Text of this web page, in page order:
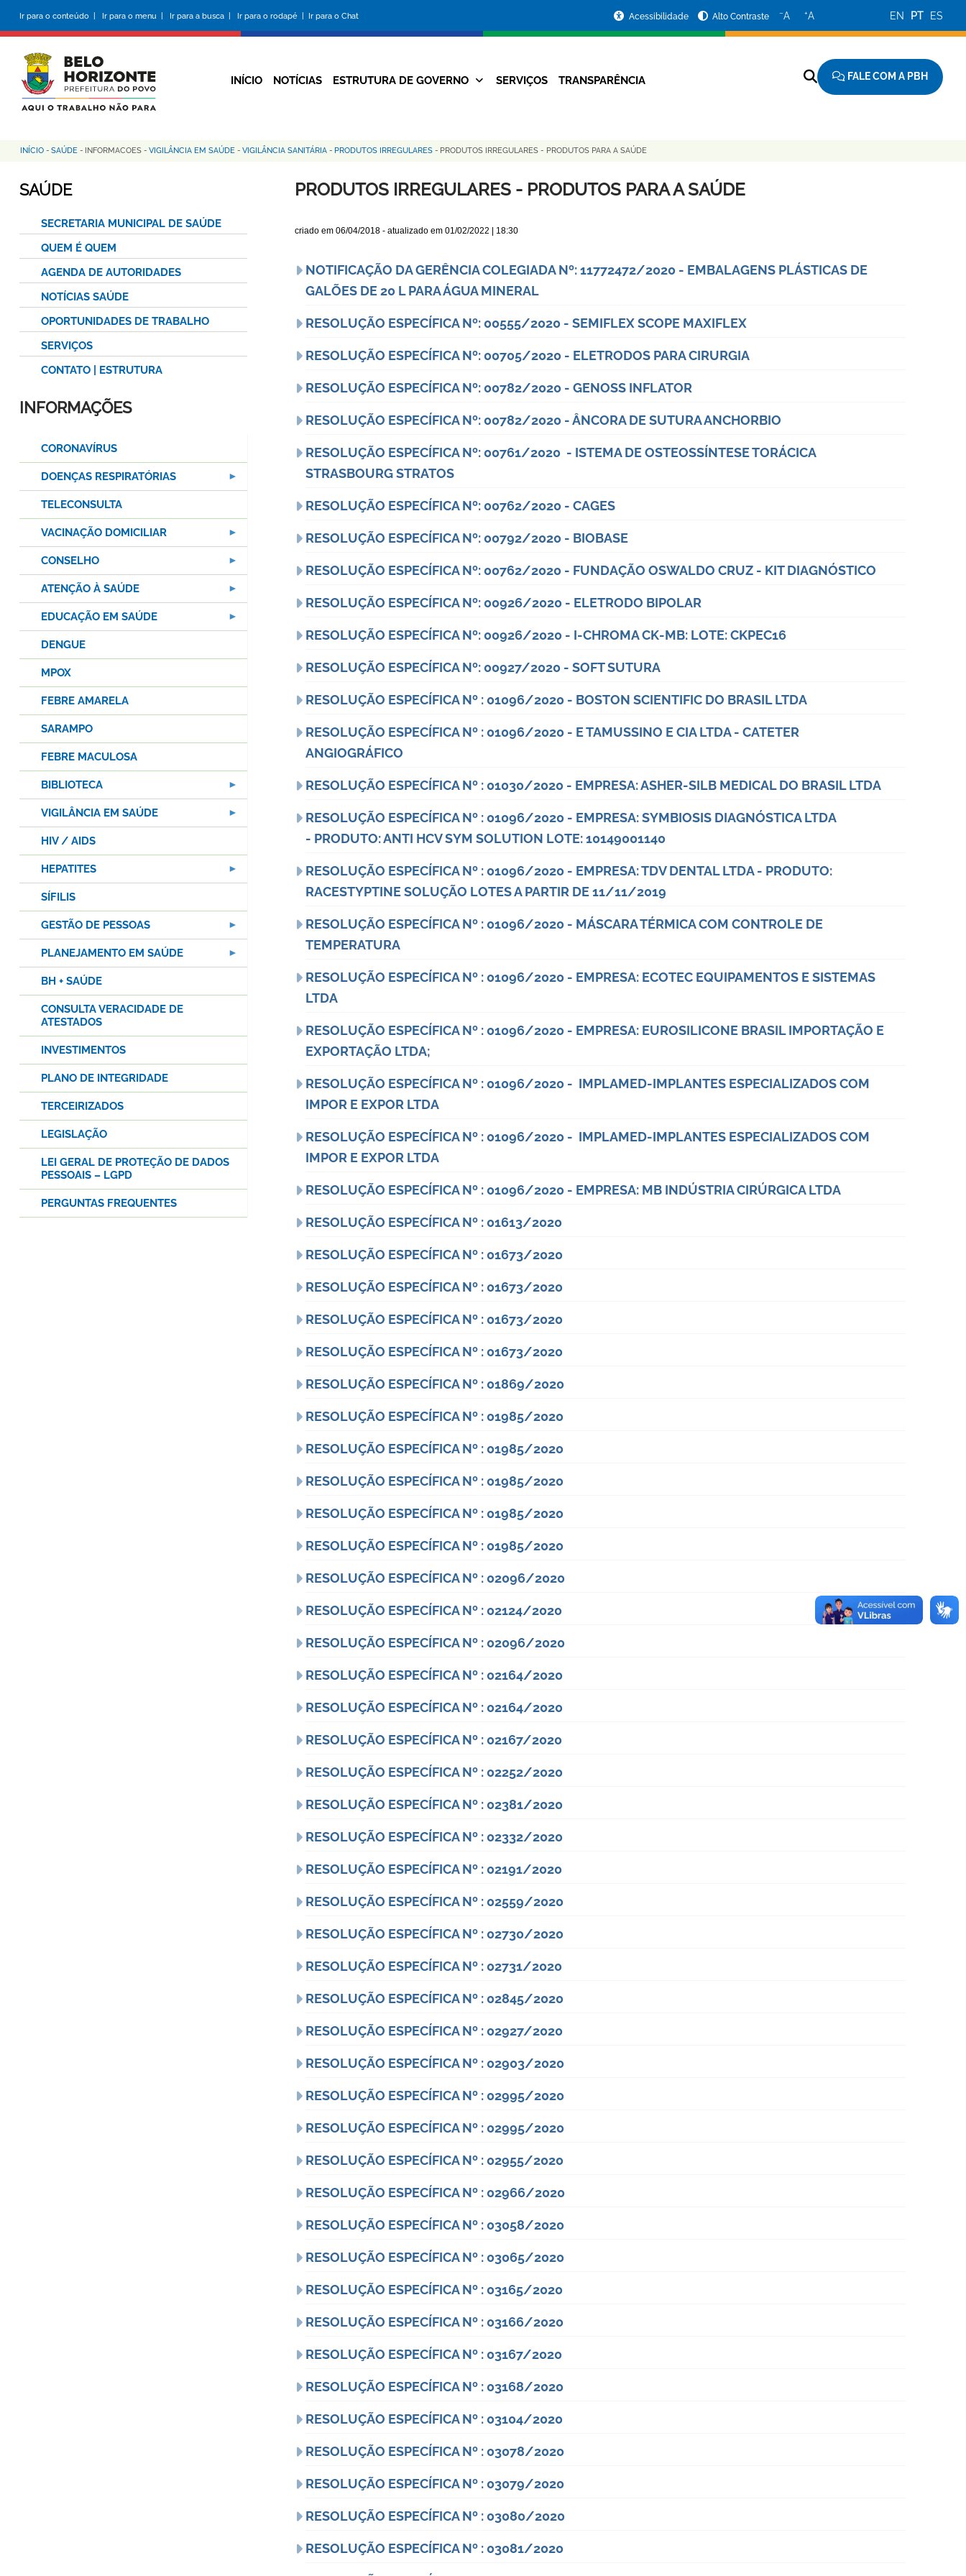
conteúdo
principal
Ir para o conteúdo | Ir para o menu | Ir para a busca | Ir para o rodapé | Ir para o Chat
da
Prefeitura
Acessibilidade Alto Contraste −A +A EN PT ES
Navegação
INÍCIO NOTÍCIAS ESTRUTURA DE GOVERNO SERVIÇOS TRANSPARÊNCIA FALE COM A PBH
Trilha
de
INÍCIO - SAÚDE - INFORMACOES - VIGILÂNCIA EM SAÚDE - VIGILÂNCIA SANITÁRIA - PRODUTOS IRREGULARES - PRODUTOS IRREGULARES - PRODUTOS PARA A SAÚDE
PRODUTOS IRREGULARES - PRODUTOS PARA A SAÚDE
criado em 06/04/2018- atualizado em 01/02/2022 | 18:30
NOTIFICAÇÃO DA GERÊNCIA COLEGIADA Nº: 11772472/2020 - EMBALAGENS PLÁSTICAS DE
GALÕES DE 20 L PARA ÁGUA MINERAL
RESOLUÇÃO ESPECÍFICA Nº: 00555/2020 - SEMIFLEX SCOPE MAXIFLEX
RESOLUÇÃO ESPECÍFICA Nº: 00705/2020 - ELETRODOS PARA CIRURGIA
RESOLUÇÃO ESPECÍFICA Nº: 00782/2020 - GENOSS INFLATOR
RESOLUÇÃO ESPECÍFICA Nº: 00782/2020 - ÂNCORA DE SUTURA ANCHORBIO
RESOLUÇÃO ESPECÍFICA Nº: 00761/2020 - ISTEMA DE OSTEOSSÍNTESE TORÁCICA
STRASBOURG STRATOS
RESOLUÇÃO ESPECÍFICA Nº: 00762/2020 - CAGES
RESOLUÇÃO ESPECÍFICA Nº: 00792/2020 - BIOBASE
RESOLUÇÃO ESPECÍFICA Nº: 00762/2020 - FUNDAÇÃO OSWALDO CRUZ - KIT DIAGNÓSTICO
RESOLUÇÃO ESPECÍFICA Nº: 00926/2020 - ELETRODO BIPOLAR
RESOLUÇÃO ESPECÍFICA Nº: 00926/2020 - I-CHROMA CK-MB: LOTE: CKPEC16
RESOLUÇÃO ESPECÍFICA Nº: 00927/2020 - SOFT SUTURA
RESOLUÇÃO ESPECÍFICA Nº : 01096/2020 - BOSTON SCIENTIFIC DO BRASIL LTDA
RESOLUÇÃO ESPECÍFICA Nº : 01096/2020 - E TAMUSSINO E CIA LTDA - CATETER
ANGIOGRÁFICO
RESOLUÇÃO ESPECÍFICA Nº : 01030/2020 - EMPRESA: ASHER-SILB MEDICAL DO BRASIL LTDA
RESOLUÇÃO ESPECÍFICA Nº : 01096/2020 - EMPRESA: SYMBIOSIS DIAGNÓSTICA LTDA
- PRODUTO: ANTI HCV SYM SOLUTION LOTE: 10149001140
RESOLUÇÃO ESPECÍFICA Nº : 01096/2020 - EMPRESA: TDV DENTAL LTDA - PRODUTO:
RACESTYPTINE SOLUÇÃO LOTES A PARTIR DE 11/11/2019
RESOLUÇÃO ESPECÍFICA Nº : 01096/2020 - MÁSCARA TÉRMICA COM CONTROLE DE
TEMPERATURA
RESOLUÇÃO ESPECÍFICA Nº : 01096/2020 - EMPRESA: ECOTEC EQUIPAMENTOS E SISTEMAS
LTDA
RESOLUÇÃO ESPECÍFICA Nº : 01096/2020 - EMPRESA: EUROSILICONE BRASIL IMPORTAÇÃO E
EXPORTAÇÃO LTDA;
RESOLUÇÃO ESPECÍFICA Nº : 01096/2020 - IMPLAMED-IMPLANTES ESPECIALIZADOS COM
IMPOR E EXPOR LTDA
RESOLUÇÃO ESPECÍFICA Nº : 01096/2020 - IMPLAMED-IMPLANTES ESPECIALIZADOS COM
IMPOR E EXPOR LTDA
RESOLUÇÃO ESPECÍFICA Nº : 01096/2020 - EMPRESA: MB INDÚSTRIA CIRÚRGICA LTDA
RESOLUÇÃO ESPECÍFICA Nº : 01613/2020
RESOLUÇÃO ESPECÍFICA Nº : 01673/2020
RESOLUÇÃO ESPECÍFICA Nº : 01673/2020
RESOLUÇÃO ESPECÍFICA Nº : 01673/2020
RESOLUÇÃO ESPECÍFICA Nº : 01673/2020
RESOLUÇÃO ESPECÍFICA Nº : 01869/2020
RESOLUÇÃO ESPECÍFICA Nº : 01985/2020
RESOLUÇÃO ESPECÍFICA Nº : 01985/2020
RESOLUÇÃO ESPECÍFICA Nº : 01985/2020
RESOLUÇÃO ESPECÍFICA Nº : 01985/2020
RESOLUÇÃO ESPECÍFICA Nº : 01985/2020
RESOLUÇÃO ESPECÍFICA Nº : 02096/2020
RESOLUÇÃO ESPECÍFICA Nº : 02124/2020
RESOLUÇÃO ESPECÍFICA Nº : 02096/2020
RESOLUÇÃO ESPECÍFICA Nº : 02164/2020
RESOLUÇÃO ESPECÍFICA Nº : 02164/2020
RESOLUÇÃO ESPECÍFICA Nº : 02167/2020
RESOLUÇÃO ESPECÍFICA Nº : 02252/2020
RESOLUÇÃO ESPECÍFICA Nº : 02381/2020
RESOLUÇÃO ESPECÍFICA Nº : 02332/2020
RESOLUÇÃO ESPECÍFICA Nº : 02191/2020
RESOLUÇÃO ESPECÍFICA Nº : 02559/2020
RESOLUÇÃO ESPECÍFICA Nº : 02730/2020
RESOLUÇÃO ESPECÍFICA Nº : 02731/2020
RESOLUÇÃO ESPECÍFICA Nº : 02845/2020
RESOLUÇÃO ESPECÍFICA Nº : 02927/2020
RESOLUÇÃO ESPECÍFICA Nº : 02903/2020
RESOLUÇÃO ESPECÍFICA Nº : 02995/2020
RESOLUÇÃO ESPECÍFICA Nº : 02995/2020
RESOLUÇÃO ESPECÍFICA Nº : 02955/2020
RESOLUÇÃO ESPECÍFICA Nº : 02966/2020
RESOLUÇÃO ESPECÍFICA Nº : 03058/2020
RESOLUÇÃO ESPECÍFICA Nº : 03065/2020
RESOLUÇÃO ESPECÍFICA Nº : 03165/2020
RESOLUÇÃO ESPECÍFICA Nº : 03166/2020
RESOLUÇÃO ESPECÍFICA Nº : 03167/2020
RESOLUÇÃO ESPECÍFICA Nº : 03168/2020
RESOLUÇÃO ESPECÍFICA Nº : 03104/2020
RESOLUÇÃO ESPECÍFICA Nº : 03078/2020
RESOLUÇÃO ESPECÍFICA Nº : 03079/2020
RESOLUÇÃO ESPECÍFICA Nº : 03080/2020
RESOLUÇÃO ESPECÍFICA Nº : 03081/2020
SAÚDE
SECRETARIA MUNICIPAL DE SAÚDE
QUEM É QUEM
AGENDA DE AUTORIDADES
NOTÍCIAS SAÚDE
OPORTUNIDADES DE TRABALHO
SERVIÇOS
CONTATO | ESTRUTURA
INFORMAÇÕES
CORONAVÍRUS
DOENÇAS RESPIRATÓRIAS
TELECONSULTA
VACINAÇÃO DOMICILIAR
CONSELHO
ATENÇÃO À SAÚDE
EDUCAÇÃO EM SAÚDE
DENGUE
MPOX
FEBRE AMARELA
SARAMPO
FEBRE MACULOSA
BIBLIOTECA
VIGILÂNCIA EM SAÚDE
HIV / AIDS
HEPATITES
SÍFILIS
GESTÃO DE PESSOAS
PLANEJAMENTO EM SAÚDE
BH + SAÚDE
CONSULTA VERACIDADE DE
ATESTADOS
INVESTIMENTOS
PLANO DE INTEGRIDADE
TERCEIRIZADOS
LEGISLAÇÃO
LEI GERAL DE PROTEÇÃO DE DADOS
PESSOAIS – LGPD
PERGUNTAS FREQUENTES